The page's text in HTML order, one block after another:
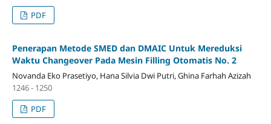
PDF
Penerapan Metode SMED dan DMAIC Untuk Mereduksi
Waktu Changeover Pada Mesin Filling Otomatis No. 2
Novanda Eko Prasetiyo, Hana Silvia Dwi Putri, Ghina Farhah Azizah
1246 - 1250
PDF